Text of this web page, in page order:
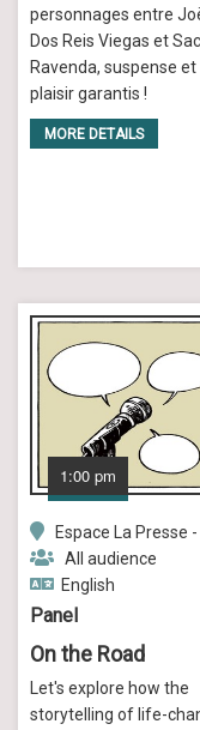
personnages entre
Dos Reis Viegas et
Ravenda, suspense et
plaisir garantis !
MORE DETAILS
1:00 pm
Espace La Presse -
All audience
English
Panel
On the Road
Let's explore how the
storytelling of life-